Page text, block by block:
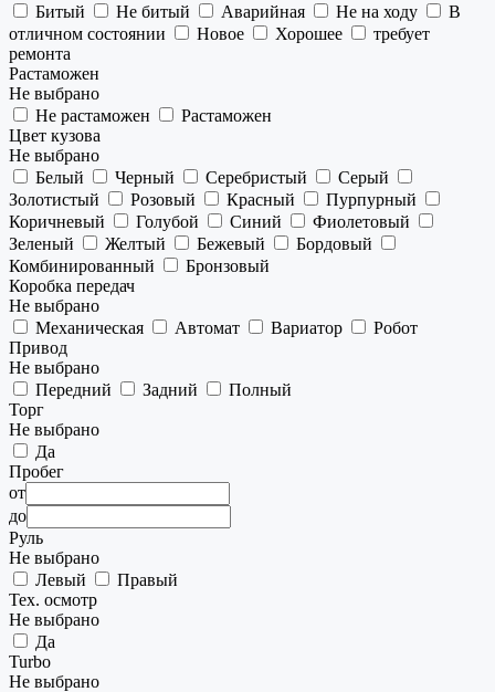
Битый
Не битый Аварийная Не на ходу
В
отличном состоянии
Новое Хорошее
требует
ремонта
Растаможен
Не выбрано
Не растаможен
Растаможен
Цвет кузова
Не выбрано
Белый
Черный Серебристый
Серый
Золотистый
Розовый Красный
Пурпурный
Коричневый
Голубой Синий
Фиолетовый
Зеленый
Желтый Бежевый
Бордовый
Комбинированный
Бронзовый
Коробка передач
Не выбрано
Механическая
Автомат Вариатор
Робот
Привод
Не выбрано
Передний
Задний
Полный
Торг
Не выбрано
Да
Пробег
от
до
Руль
Не выбрано
Левый
Правый
Тех. осмотр
Не выбрано
Да
Turbo
Не выбрано